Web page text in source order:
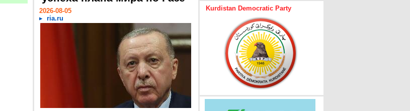
2026-08-05
ria.ru
Kurdistan Democratic Party